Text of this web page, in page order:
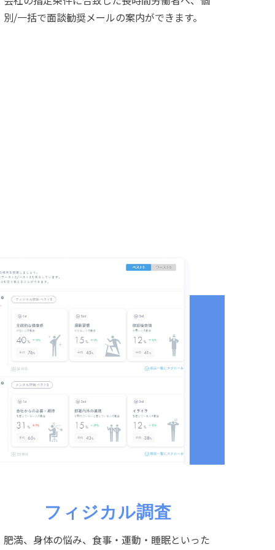
別/一括で面談勧奨メールの案内ができます。
フィジカル調査
肥満、身体の悩み、食事・運動・睡眠といった